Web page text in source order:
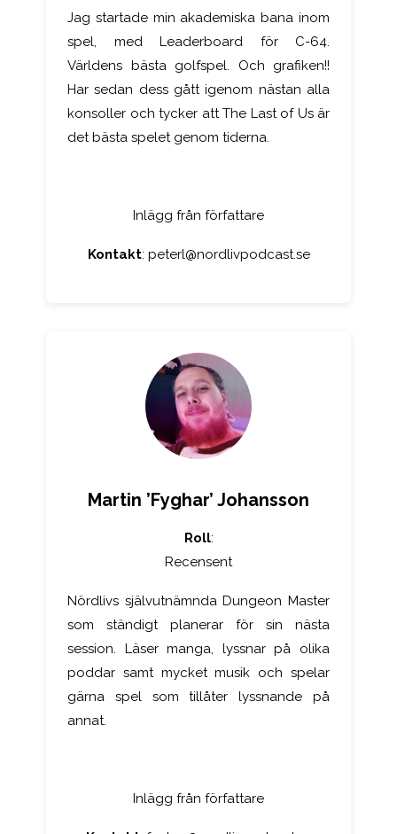
Jag startade min akademiska bana inom
spel, med Leaderboard för C-64.
Världens bästa golfspel. Och grafiken!!
Har sedan dess gått igenom nästan alla
konsoller och tycker att The Last of Us är
det bästa spelet genom tiderna.
Inlägg från författare
Kontakt: peterl@nordlivpodcast.se
Martin ’Fyghar’ Johansson
Roll:
Recensent
Nördlivs självutnämnda Dungeon Master
som ständigt planerar för sin nästa
session. Läser manga, lyssnar på olika
poddar samt mycket musik och spelar
gärna spel som tillåter lyssnande på
annat.
Inlägg från författare